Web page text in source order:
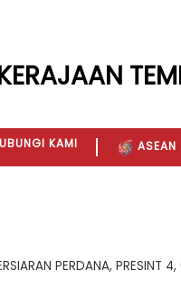
KAMI
PERDANA,